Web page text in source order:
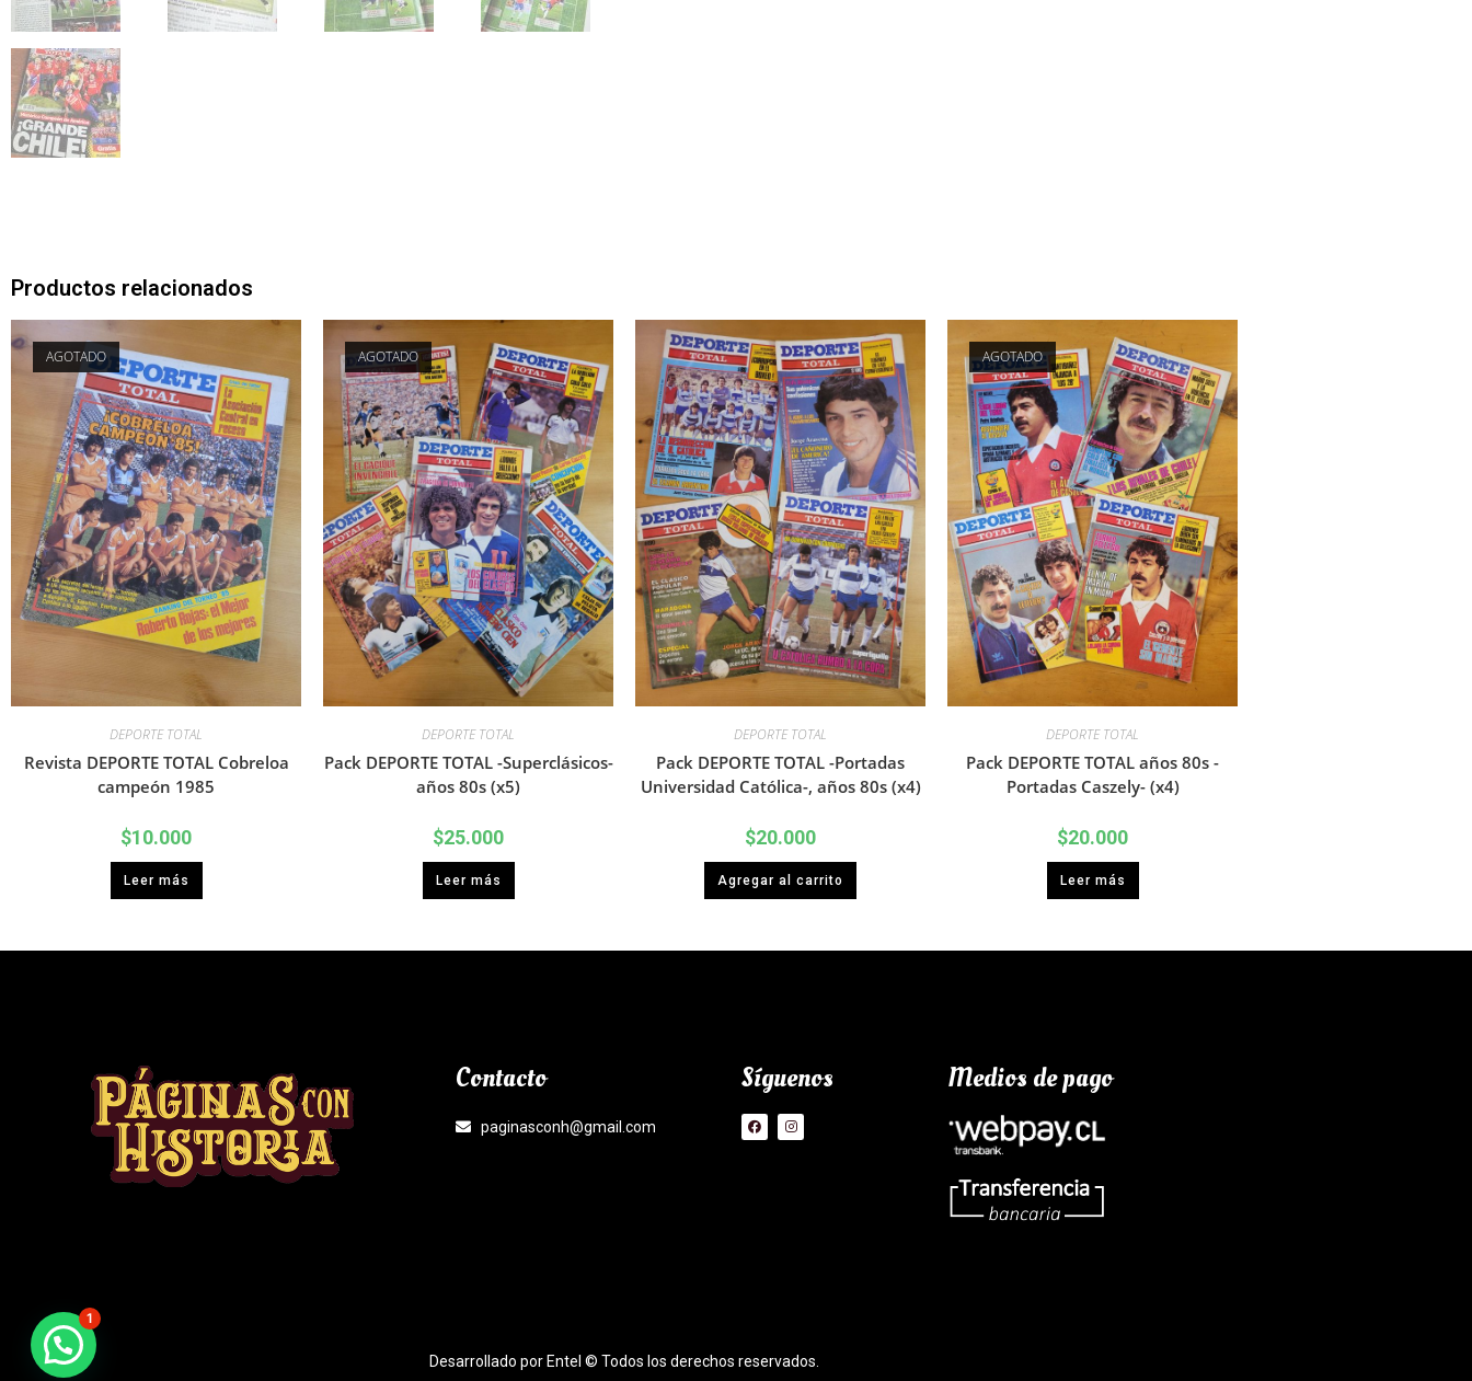
Productos relacionados
AGOTADO
DEPORTE TOTAL
Revista DEPORTE TOTAL Cobreloa
campeón 1985
$10.000
Leer más
AGOTADO
DEPORTE TOTAL
Pack DEPORTE TOTAL -Superclásicos-
años 80s (x5)
$25.000
Leer más
DEPORTE TOTAL
Pack DEPORTE TOTAL -Portadas
Universidad Católica-, años 80s (x4)
$20.000
Agregar al carrito
AGOTADO
DEPORTE TOTAL
Pack DEPORTE TOTAL años 80s -
Portadas Caszely- (x4)
$20.000
Leer más
Contacto
paginasconh@gmail.com
Síguenos Medios de pago
Desarrollado por Entel © Todos los derechos reservados.
1